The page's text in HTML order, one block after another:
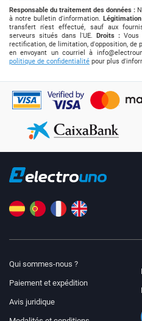
Responsable du traitement des données :
à notre bulletin d'information.
transfert n'est effectué, sauf aux
serveurs situés dans l'UE. Droits : Vous
rectification, de limitation, d'opposition, de
en envoyant un courriel à
politique de confidentialité pour plus
Qui sommes-nous ?
Paiement et expédition
Avis juridique